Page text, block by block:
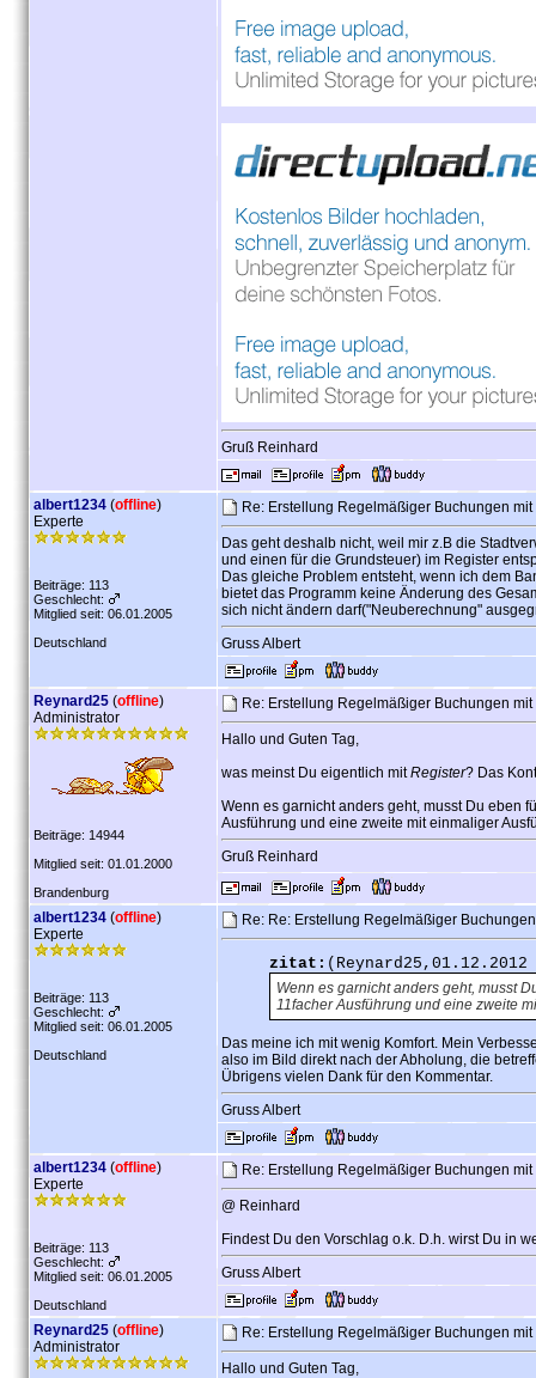
Gruß Reinhard
albert1234 (offline)
Experte
Beiträge: 113
Geschlecht:
Mitglied seit: 06.01.2005
Deutschland
Re: Erstellung Regelmäßiger Buchungen
Das geht deshalb nicht, weil mir z.B die
und einen für die Grundsteuer) im Register
Das gleiche Problem entsteht, wenn ich dem
bietet das Programm keine Änderung des
sich nicht ändern darf("Neuberechnung"
Gruss Albert
Reynard25 (offline)
Administrator
Beiträge: 14944
Mitglied seit: 01.01.2000
Brandenburg
Re: Erstellung Regelmäßiger Buchungen
Hallo und Guten Tag,
was meinst Du eigentlich mitRegister? Das
Wenn es garnicht anders geht, musst Du eben
Ausführung und eine zweite mit einmaliger
Gruß Reinhard
albert1234 (offline)
Experte
Beiträge: 113
Geschlecht:
Mitglied seit: 06.01.2005
Deutschland
Re: Re: Erstellung Regelmäßiger
zitat:
Wenn es garnicht anders geht, musst
11facher Ausführung und eine zweite
Das meine ich mit wenig Komfort. Mein
also im Bild direkt nach der Abholung, die
Übrigens vielen Dank für den Kommentar.
Gruss Albert
albert1234 (offline)
Experte
Beiträge: 113
Geschlecht:
Mitglied seit: 06.01.2005
Deutschland
Re: Erstellung Regelmäßiger Buchungen
@ Reinhard
Findest Du den Vorschlag o.k. D.h. wirst Du in
Gruss Albert
Reynard25 (offline)
Administrator
Re: Erstellung Regelmäßiger Buchungen
Hallo und Guten Tag,